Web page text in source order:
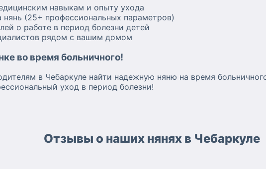
навыкам и опыту ухода
нянь (25+ профессиональных параметров)
о работе в период болезни детей
рядом с вашим домом
во время больничного!
в Чебаркуле найти надежную няню на время
уход в период болезни!
Отзывы о наших нянях в Чебаркуле